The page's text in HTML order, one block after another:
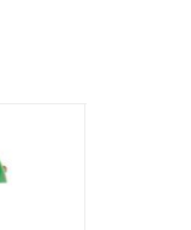
даже